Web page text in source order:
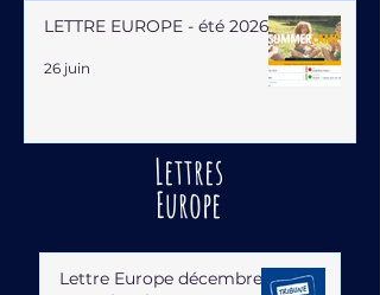
LETTRE EUROPE - été 2026
26 juin
Lettres
Europe
Lettre Europe décembre